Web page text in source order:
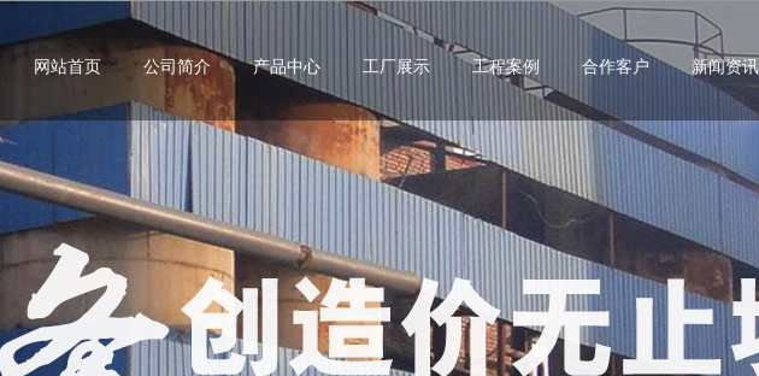
网站首页 公司简介 产品中心 工厂展示 工程案例 合作客户 新闻资讯